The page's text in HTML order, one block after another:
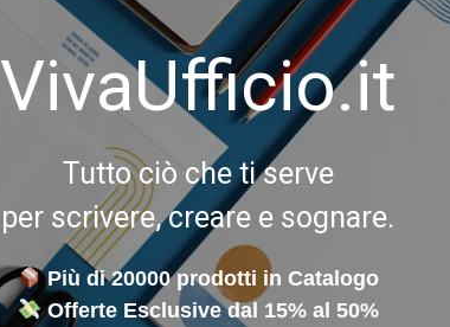
VivaUfficio.it
Tutto ciò che ti serve
per scrivere, creare e sognare.
Più di 20000 prodotti in Catalogo
Offerte Esclusive dal 15% al 50%